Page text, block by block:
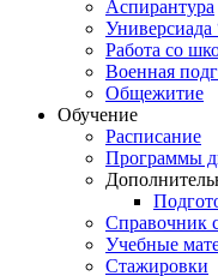
Аспирантура
Работа со
Военная
Общежитие
Обучение
Расписание
Программы
Справочник
Учебные
Стажировки